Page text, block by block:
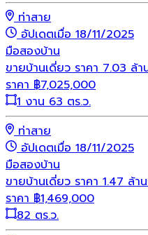
ท่าสาย
อัปเดตเมื่อ 18/11/2025
มือสองบ้าน
ขายบ้านเดี่ยว ราคา 7.03 ล้า
ราคา ฿7,025,000
1 งาน 63 ตร.ว.
ท่าสาย
อัปเดตเมื่อ 18/11/2025
มือสองบ้าน
ขายบ้านเดี่ยว ราคา 1.47 ล้า
ราคา ฿1,469,000
82 ตร.ว.